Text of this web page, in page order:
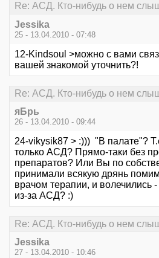
Re: АСД. Кто-нибудь о нем
Jessika
25 - 13.04.2010 - 07:48
12-Kindsoul >можно с вами
вашей знакомой уточнить?!
Re: АСД. Кто-нибудь о нем
яБрь
26 - 13.04.2010 - 09:44
24-vikysik87 > :))) "В палате"?
только АСД? Прямо-таки без
препаратов? Или Вы по
принимали всякую дрянь
врачом терапии, и волечились
из-за АСД? :)
Re: АСД. Кто-нибудь о нем
Jessika
27 - 13.04.2010 - 10:46